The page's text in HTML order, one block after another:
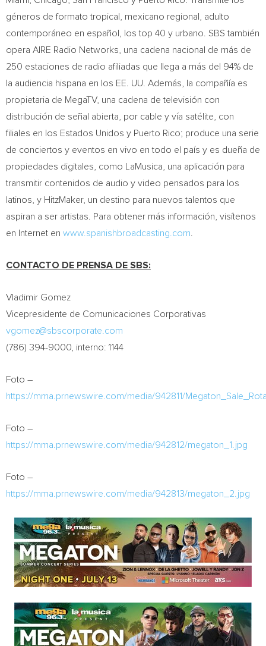
géneros de formato tropical, mexicano regional, adulto
contemporáneo en español, los top 40 y urbano. SBS también
opera AIRE Radio Networks, una cadena nacional de más de
250 estaciones de radio afiliadas que llega a más del 94% de
la audiencia hispana en los EE. UU. Además, la compañía es
propietaria de MegaTV, una cadena de televisión con
distribución de señal abierta, por cable y vía satélite, con
filiales en los Estados Unidos y Puerto Rico; produce una serie
de conciertos y eventos en vivo en todo el país y es dueña de
propiedades digitales, como LaMusica, una aplicación para
transmitir contenidos de audio y video pensados para los
latinos, y HitzMaker, un destino para nuevos talentos que
aspiran a ser artistas. Para obtener más información, visítenos
en Internet en www.spanishbroadcasting.com
CONTACTO DE PRENSA DE SBS:
Vladimir Gomez
Vicepresidente de Comunicaciones Corporativas
vgomez@sbscorporate.com
(786) 394-9000, interno: 1144
Foto –
https://mma.prnewswire.com/media/942811/
Foto –
https://mma.prnewswire.com/media/942812/megaton_1.jpg
Foto –
https://mma.prnewswire.com/media/942813/megaton_2.jpg